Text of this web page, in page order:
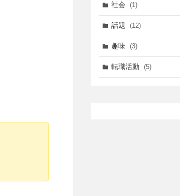
社会 (1)
話題 (12)
趣味 (3)
転職活動 (5)